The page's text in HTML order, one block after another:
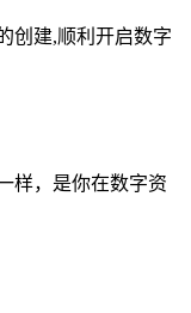
创建,顺利开启数字
样，是你在数字资